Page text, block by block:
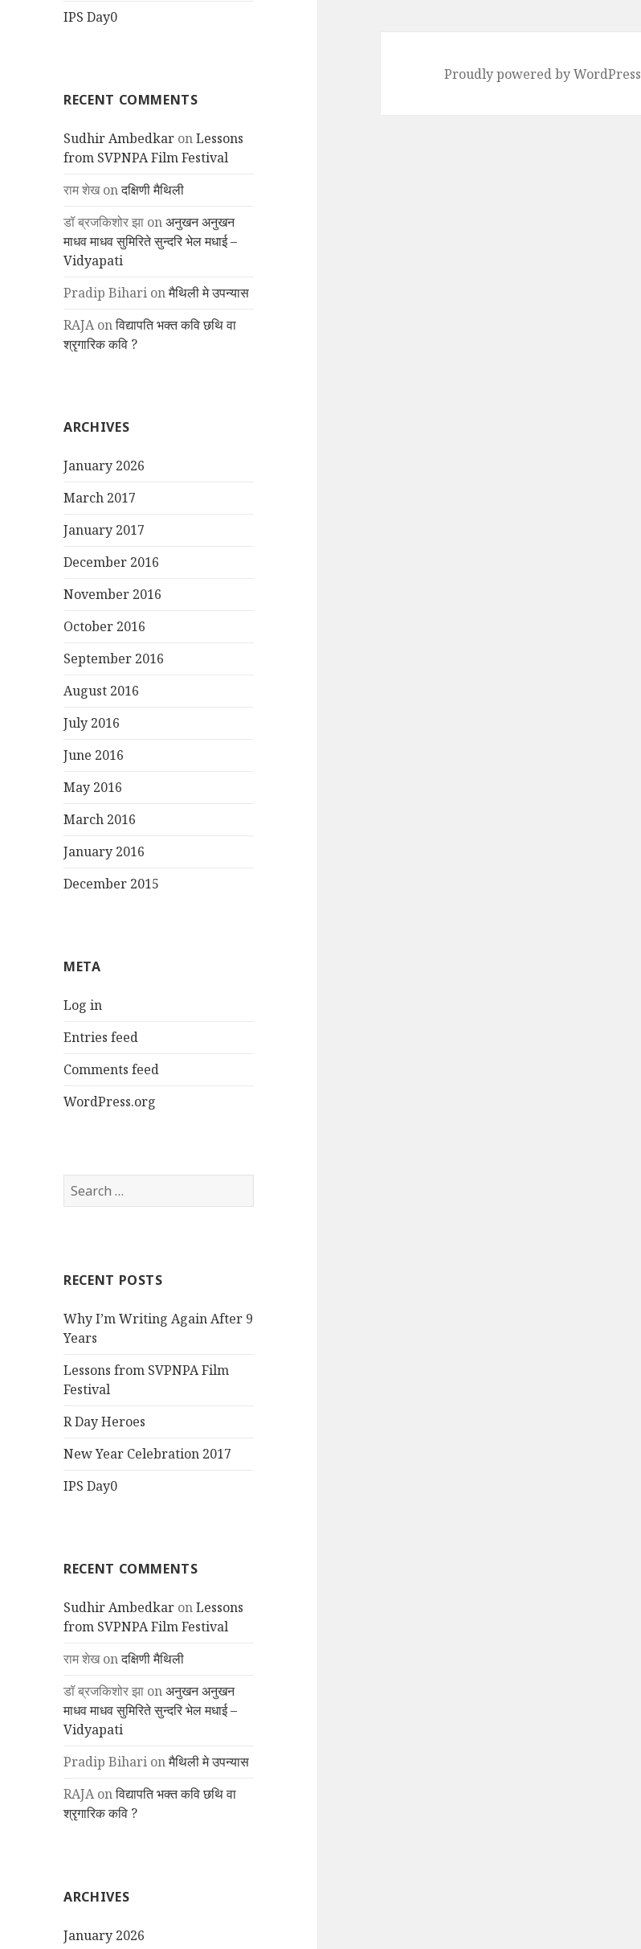
IPS Day0
RECENT COMMENTS
Sudhir Ambedkar onLessons
from SVPNPA Film Festival
राम शेखonदक्षिणी मैथिली
डॉ ब्रजकिशोर झा onअनुखन अनुखन
माधव माधव सुमिरिते सुन्दरि भेल मधाई –
Vidyapati
Pradip Bihari onमैथिली मे उपन्यास
RAJAonविद्यापति भक्त कवि छथि वा
श्रृगारिक कवि ?
ARCHIVES
January 2026
March 2017
January 2017
December 2016
November 2016
October 2016
September 2016
August 2016
July 2016
June 2016
May 2016
March 2016
January 2016
December 2015
META
Log in
Entries feed
Comments feed
WordPress.org
Search
for:
RECENT POSTS
Why I’m Writing Again After 9
Years
Lessons from SVPNPA Film
Festival
R Day Heroes
New Year Celebration 2017
IPS Day0
RECENT COMMENTS
Sudhir Ambedkar onLessons
from SVPNPA Film Festival
राम शेखonदक्षिणी मैथिली
डॉ ब्रजकिशोर झा onअनुखन अनुखन
माधव माधव सुमिरिते सुन्दरि भेल मधाई –
Vidyapati
Pradip Bihari onमैथिली मे उपन्यास
RAJAonविद्यापति भक्त कवि छथि वा
श्रृगारिक कवि ?
ARCHIVES
January 2026
Proudly powered by WordPress